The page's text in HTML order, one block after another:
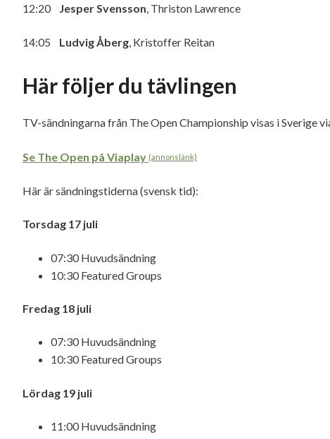
12:20 Jesper Svensson, Thriston Lawrence
14:05 Ludvig Åberg , Kristoffer Reitan
Här följer du tävlingen
TV-sändningarna från The Open Championship visas i Sverige
Se The Open på Viaplay (annonslänk)
Här är sändningstiderna (svensk tid):
Torsdag 17 juli
07:30 Huvudsändning
10:30 Featured Groups
Fredag 18 juli
07:30 Huvudsändning
10:30 Featured Groups
Lördag 19 juli
11:00 Huvudsändning